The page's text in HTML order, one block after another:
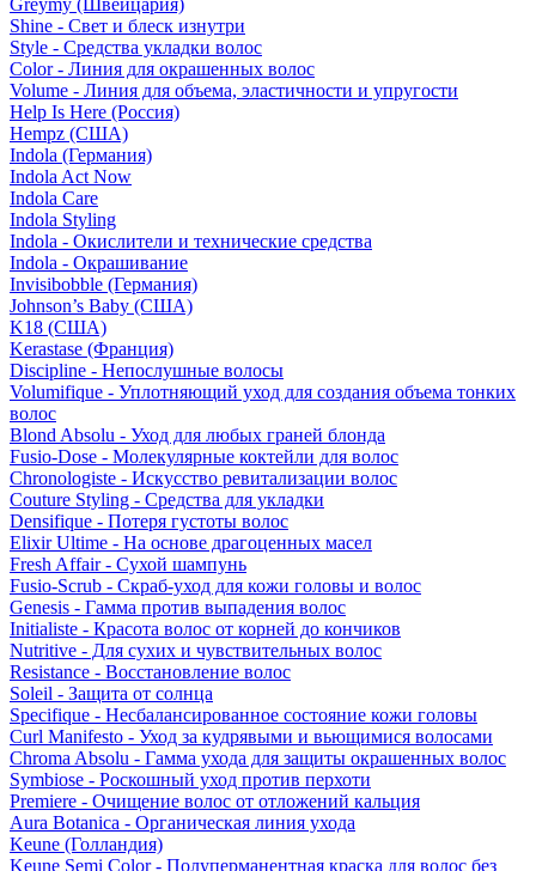
Greymy (Швейцария)
Shine - Свет и блеск изнутри
Style - Средства укладки волос
Color - Линия для окрашенных волос
Volume - Линия для объема, эластичности и упругости
Help Is Here (Россия)
Hempz (США)
Indola (Германия)
Indola Act Now
Indola Care
Indola Styling
Indola - Окислители и технические средства
Indola - Окрашивание
Invisibobble (Германия)
Johnson’s Baby (США)
K18 (США)
Kerastase (Франция)
Discipline - Непослушные волосы
Volumifique - Уплотняющий уход для создания объема тонких
волос
Blond Absolu - Уход для любых граней блонда
Fusio-Dose - Молекулярные коктейли для волос
Chronologiste - Искусство ревитализации волос
Couture Styling - Средства для укладки
Densifique - Потеря густоты волос
Elixir Ultime - На основе драгоценных масел
Fresh Affair - Сухой шампунь
Fusio-Scrub - Скраб-уход для кожи головы и волос
Genesis - Гамма против выпадения волос
Initialiste - Красота волос от корней до кончиков
Nutritive - Для сухих и чувствительных волос
Resistance - Восстановление волос
Soleil - Защита от солнца
Specifique - Несбалансированное состояние кожи головы
Curl Manifesto - Уход за кудрявыми и вьющимися волосами
Chroma Absolu - Гамма ухода для защиты окрашенных волос
Symbiose - Роскошный уход против перхоти
Premiere - Очищение волос от отложений кальция
Aura Botanica - Органическая линия ухода
Keune (Голландия)
Keune Semi Color - Полуперманентная краска для волос без